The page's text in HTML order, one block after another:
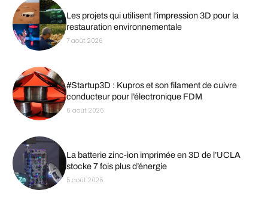
Les projets qui utilisent l’impression 3D pour la
restauration environnementale
7 août 2026
#Startup3D : Kupros et son filament de cuivre
conducteur pour l’électronique FDM
6 août 2026
La batterie zinc-ion imprimée en 3D de l’UCLA
stocke 7 fois plus d’énergie
5 août 2026